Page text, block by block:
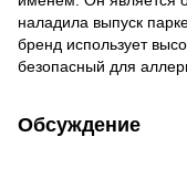
наладила выпуск
бренд использует
безопасный для
Обсуждение